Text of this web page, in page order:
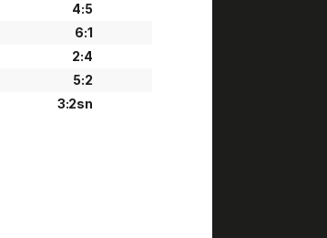
4:5
6:1
2:4
5:2
3:2sn